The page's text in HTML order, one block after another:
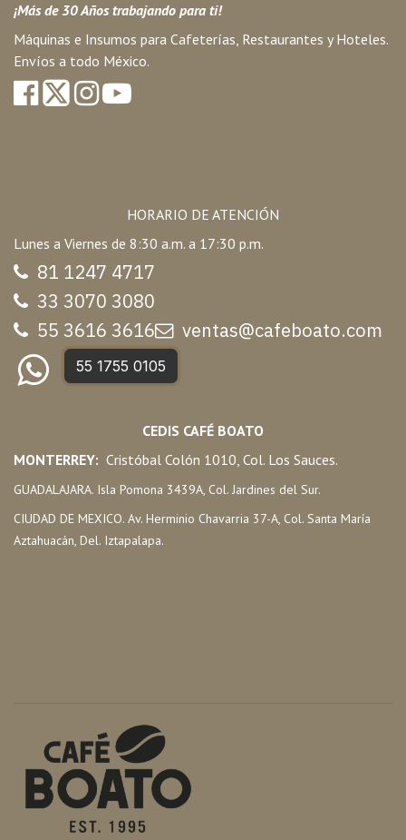
¡Más de 30 Años trabajando para ti!
Máquinas e Insumos para Cafeterías, Restaurantes y Hoteles.
Envíos a todo México.
HORARIO DE ATENCIÓN
Lunes a Viernes de 8:30 a.m. a 17:30 p.m.
81 1247 4717
33 3070 3080
55 3616 3616
ventas@cafeboato.com
55 1755 0105
CEDIS CAFÉ BOATO
MONTERREY: Cristóbal Colón 1010, Col. Los Sauces.
GUADALAJARA. Isla Pomona 3439A, Col. Jardines del Sur.
CIUDAD DE MEXICO. Av. Herminio Chavarria 37-A, Col. Santa María
Aztahuacán, Del. Iztapalapa.